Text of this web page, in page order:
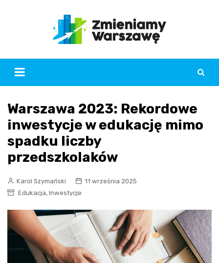
Warszawa 2023: Rekordowe
inwestycje w edukację mimo
spadku liczby
przedszkolaków
Karol Szymański
11 września 2025
Edukacja, Inwestycje